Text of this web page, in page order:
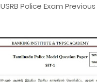
Police Exam